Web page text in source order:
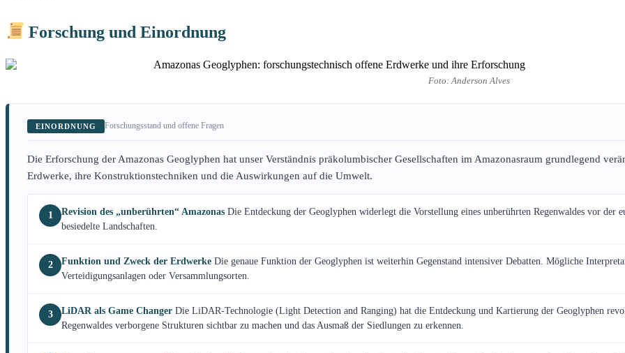
Forschung und Einordnung
Foto: Anderson Alves
EINORDNUNG Forschungsstand und offene Fragen
Die Erforschung der Amazonas Geoglyphen hat unser Verständnis präkolumbischer Gesellschaften im Amazonasraum grundlegend
Erdwerke, ihre Konstruktionstechniken und die Auswirkungen auf die Umwelt.
1 Revision des „unberührten“ Amazonas Die Entdeckung der Geoglyphen widerlegt die Vorstellung eines unberührten Regenwaldes vor der
besiedelte Landschaften.
2 Funktion und Zweck der Erdwerke Die genaue Funktion der Geoglyphen ist weiterhin Gegenstand intensiver Debatten. Mögliche
Verteidigungsanlagen oder Versammlungsorten.
3 LiDAR als Game Changer Die LiDAR-Technologie (Light Detection and Ranging) hat die Entdeckung und Kartierung der Geoglyphen
Regenwaldes verborgene Strukturen sichtbar zu machen und das Ausmaß der Siedlungen zu erkennen.